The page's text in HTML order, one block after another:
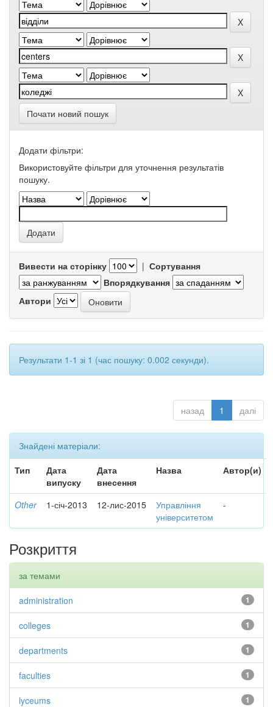
Почати новий пошук
Додати фільтри:
Використовуйте фільтри для уточнення результатів
пошуку.
Вивести на сторінку | Сортування
Впорядкування
Автори
Результати 1-1 зі 1 (час пошуку: 0.002 секунди).
назад 1 далі
Знайдені матеріали:
Тип
Дата
випуску
Дата
внесення
Назва Автор(и)
Other 1-січ-2013 12-лис-2015
Управління
університетом
-
Розкриття
за темами
1
administration
1
colleges
1
departments
1
faculties
1
lyceums